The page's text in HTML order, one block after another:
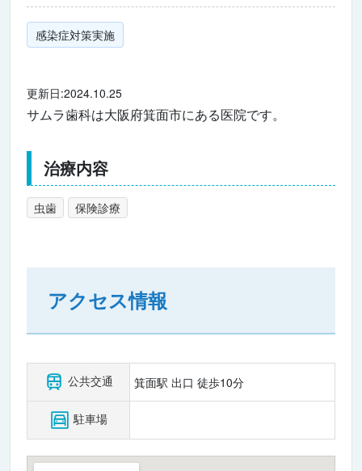
感染症対策実施
更新日:2024.10.25
サムラ歯科は大阪府箕面市にある医院です。
治療内容
虫歯 保険診療
アクセス情報
公共交通 箕面駅 出口 徒歩10分
駐車場